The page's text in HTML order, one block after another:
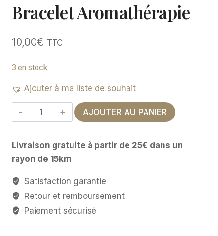
Bracelet Aromathérapie
10,00€ TTC
3 en stock
Ajouter à ma liste de souhait
quantité
de
aromathérapie
AJOUTER AU PANIER
Livraison gratuite à partir de 25€ dans un
rayon de 15km
Satisfaction garantie
Retour et remboursement
Paiement sécurisé